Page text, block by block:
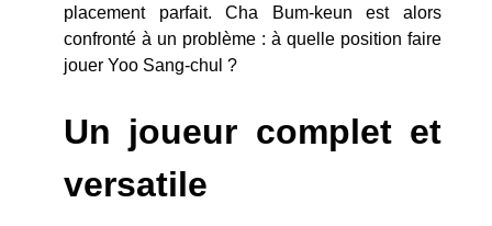
placement parfait. Cha Bum-keun est alors
confronté à un problème : à quelle position faire
jouer Yoo Sang-chul ?
Un joueur complet et
versatile